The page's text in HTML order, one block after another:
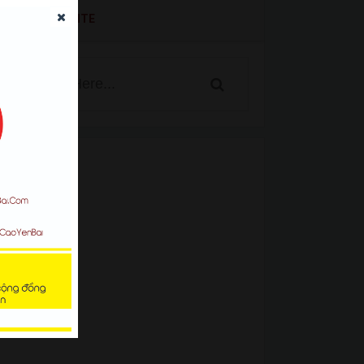
SEARCH WEBSITE